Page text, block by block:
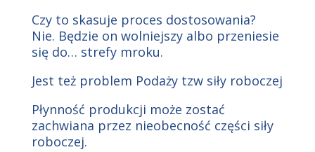
Czy to skasuje proces dostosowania?
Nie. Będzie on wolniejszy albo przeniesie
się do… strefy mroku.
Jest też problem Podaży tzw siły roboczej
Płynność produkcji może zostać
zachwiana przez nieobecność części siły
roboczej.